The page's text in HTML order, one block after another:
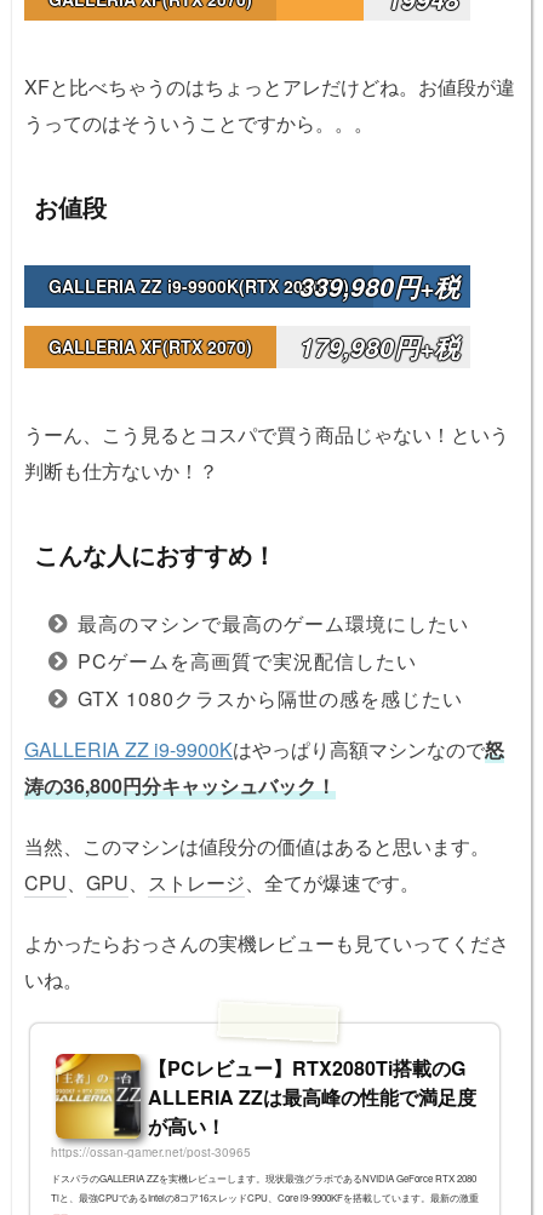
XFと比べちゃうのはちょっとアレだけどね。お値段が違
うってのはそういうことですから。。。
お値段
GALLERIA ZZ i9-9900K(RTX 2080 Ti)339,980円+税
GALLERIA XF(RTX 2070) 179,980円+税
うーん、こう見るとコスパで買う商品じゃない！という
判断も仕方ないか！？
こんな人におすすめ！
最高のマシンで最高のゲーム環境にしたい
PCゲームを高画質で実況配信したい
GTX 1080クラスから隔世の感を感じたい
GALLERIA ZZ i9-9900Kはやっぱり高額マシンなので怒
涛の36,800円分キャッシュバック！
当然、このマシンは値段分の価値はあると思います。
CPU、 GPU、 ストレージ、全てが爆速です。
よかったらおっさんの実機レビューも見ていってくださ
いね。
【PCレビュー】RTX2080Ti搭載のG
ALLERIA ZZは最高峰の性能で満足度
が高い！
https://ossan-gamer.net/post-30965
ドスパラのGALLERIA ZZを実機レビューします。現状最強グラボであるNVIDIA GeForce RTX 2080
Tiと、最強CPUであるIntelの8コア16スレッドCPU、Core i9-9900KFを搭載しています。最新の激重